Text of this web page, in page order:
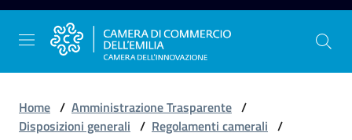
Vai al contenuto
Vai alla navigazione
Vai al footer
Home / Amministrazione Trasparente /
Disposizioni generali / Regolamenti camerali /